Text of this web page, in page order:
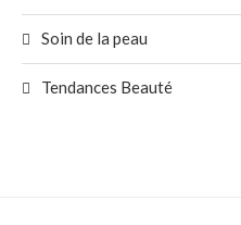
Soin de la peau
Tendances Beauté